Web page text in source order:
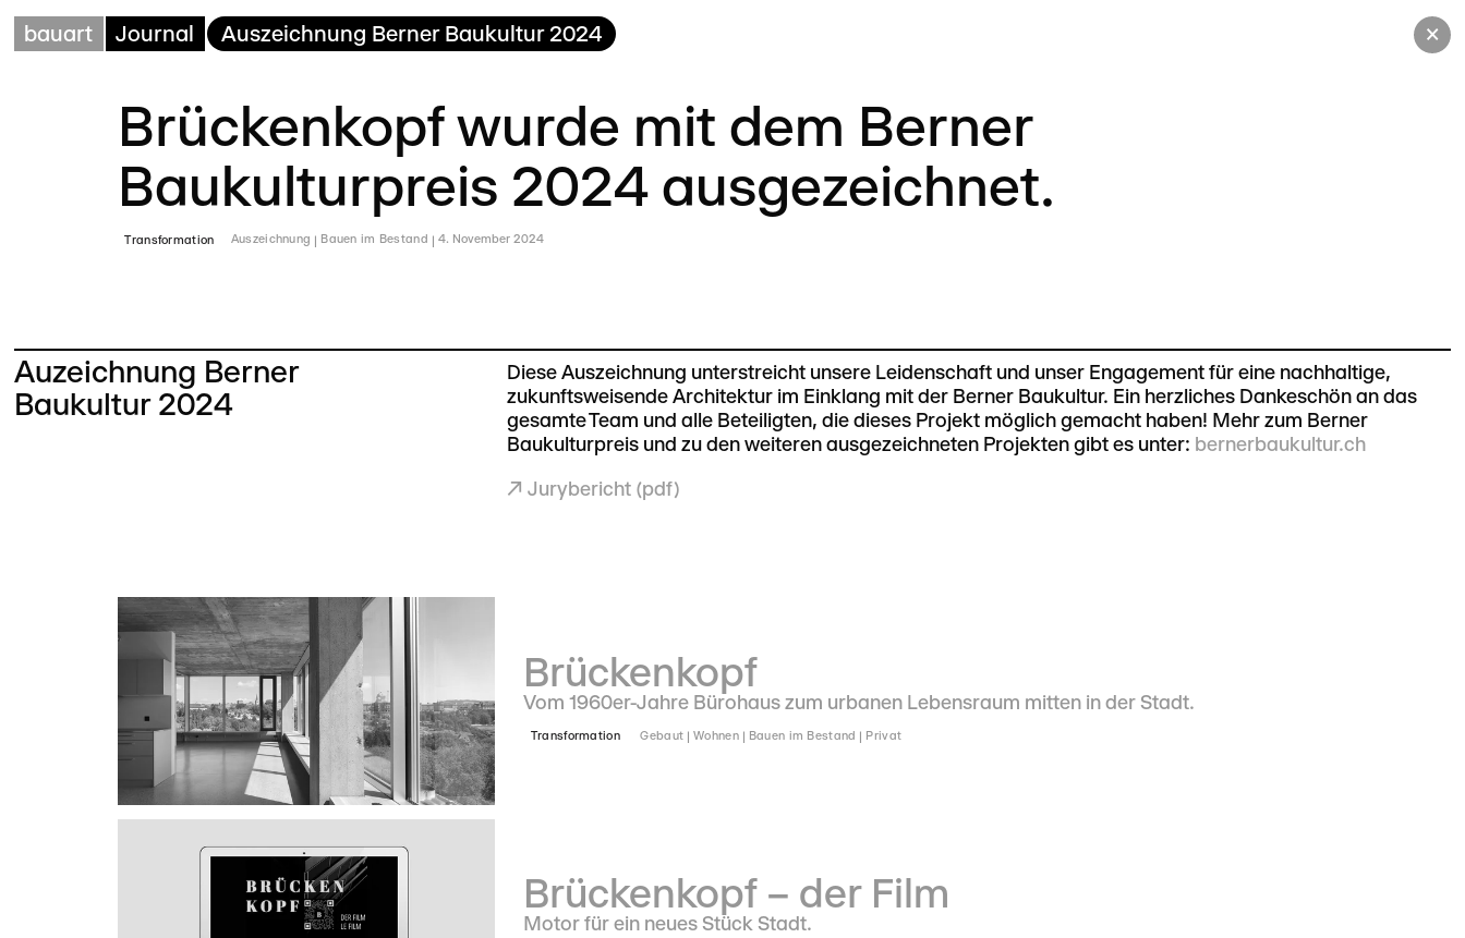
bauart Journal Auszeichnung Berner Baukultur 2024 ×
Brückenkopf wurde mit dem Berner
Baukulturpreis 2024 ausgezeichnet.
Transformation Auszeichnung Bauen im Bestand 4. November 2024
Auzeichnung Berner
Baukultur 2024
Diese Auszeichnung unterstreicht unsere Leidenschaft und unser Engagement für eine nachhaltige,
zukunftsweisende Architektur im Einklang mit der Berner Baukultur. Ein herzliches Dankeschön an das
gesamte Team und alle Beteiligten, die dieses Projekt möglich gemacht haben! Mehr zum Berner
Baukulturpreis und zu den weiteren ausgezeichneten Projekten gibt es unter: bernerbaukultur.ch
↗ Jurybericht (pdf)
Brückenkopf
Vom 1960er-Jahre Bürohaus zum urbanen Lebensraum mitten in der Stadt.
Transformation Gebaut Wohnen Bauen im Bestand Privat
Brückenkopf – der Film
Motor für ein neues Stück Stadt.